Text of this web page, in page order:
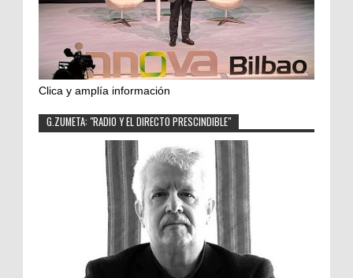
Clica y amplía información
G.ZUMETA: "RADIO Y EL DIRECTO PRESCINDIBLE"